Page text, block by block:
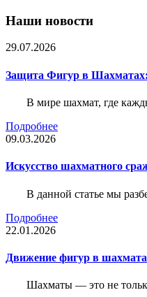
Наши новости
29.07.2026
Защита Фигур в
В мире шахмат, где
Подробнее
09.03.2026
Искусство шахматного
В данной статье мы
Подробнее
22.01.2026
Движение фигур в
Шахматы — это не